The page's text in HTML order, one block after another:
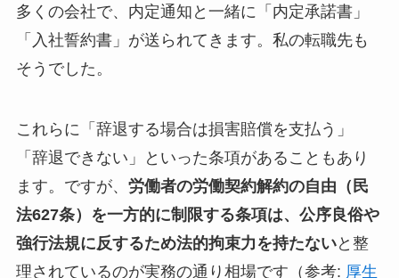
多くの会社で、内定通知と一緒に「内定承諾書」
「入社誓約書」が送られてきます。私の転職先も
そうでした。
これらに「辞退する場合は損害賠償を支払う」
「辞退できない」といった条項があることもあり
ます。ですが、 労働者の労働契約解約の自由（民
法627条）を一方的に制限する条項は、公序良俗や
強行法規に反するため法的拘束力を持たないと整
理されているのが実務の通り相場です（参考: 厚生